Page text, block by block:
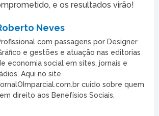
e os resultados virão!
Neves
com passagens por Designer
e gestões e atuação nas editorias
economia social em sites, jornais e
Aqui no site
cuido sobre quem
direito aos Benefísios Sociais.